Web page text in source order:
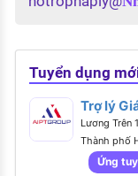
Tuyển dụng
Trợ lý
Lương Trên
Thành phố
Ứng